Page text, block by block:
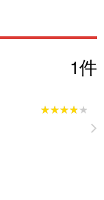
1件
★★★★★
★★★★★